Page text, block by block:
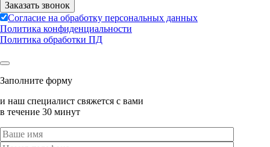
Согласие на обработку персональных данных
Политика конфиденциальности
Политика обработки ПД
Заполните форму
и наш специалист свяжется с вами
в течение 30 минут